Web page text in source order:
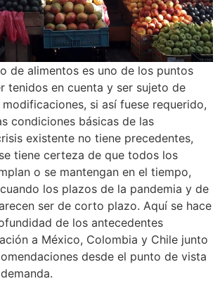
de alimentos es uno de los puntos
tenidos en cuenta y ser sujeto de
si así fuese requerido,
condiciones básicas de las
existente no tiene precedentes,
tiene certeza de que todos los
o se mantengan en el tiempo,
los plazos de la pandemia y de
ser de corto plazo. Aquí se hace
de los antecedentes
a México, Colombia y Chile junto
desde el punto de vista